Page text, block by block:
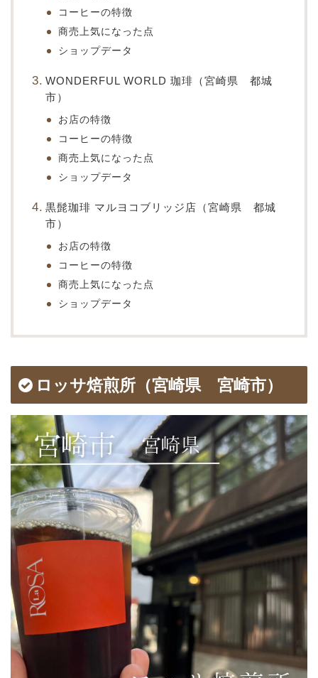
コーヒーの特徴
商売上気になった点
ショップデータ
WONDERFUL WORLD 珈琲（宮崎県 都城
市）
お店の特徴
コーヒーの特徴
商売上気になった点
ショップデータ
黒髭珈琲 マルヨコブリッジ店（宮崎県 都城
市）
お店の特徴
コーヒーの特徴
商売上気になった点
ショップデータ
ロッサ焙煎所（宮崎県 宮崎市）